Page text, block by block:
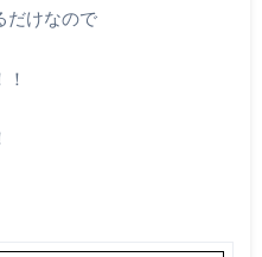
だけなので